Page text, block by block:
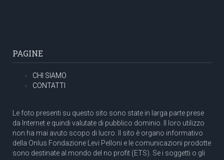
PAGINE
CHI SIAMO
CONTATTI
Le foto presenti su questo sito sono state in larga parte prese
da Internet e quindi valutate di pubblico dominio. Il loro utilizzo
non ha mai avuto scopo di lucro. Il sito è organo informativo
della Onlus Fondazione Levi Pelloni e le comunicazioni prodotte
sono destinate al mondo del no profit (ETS). Se i soggetti o gli